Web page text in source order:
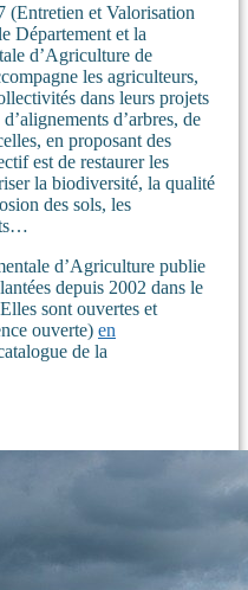
(Entretien et Valorisation
Département et la
d’Agriculture de
les agriculteurs,
dans leurs projets
d’arbres, de
en proposant des
est de restaurer les
la biodiversité, la qualité
des sols, les
d’Agriculture publie
depuis 2002 dans le
sont ouvertes et
ouverte) en
de la